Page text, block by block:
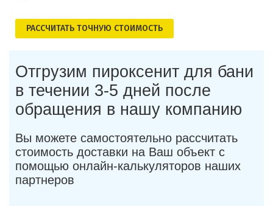
РАСCЧИТАТЬ ТОЧНУЮ СТОИМОСТЬ
Отгрузим пироксенит для бани
в течении 3-5 дней после
обращения в нашу компанию
Вы можете самостоятельно рассчитать
стоимость доставки на Ваш объект с
помощью онлайн-калькуляторов наших
партнеров